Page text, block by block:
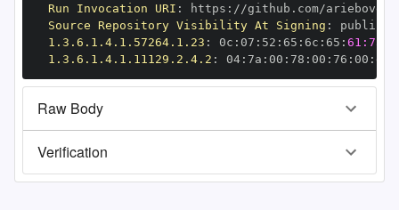
Run Invocation URI : https :
Source Repository Visibility At Signing :
1.3.6.1.4.1.57264.1.23 : 0c : 07 : 52 : 65 : 6c : 65 :
1.3.6.1.4.1.11129.2.4.2 : 04: 7a : 00 : 78 : 00 : 76 : 00 : dd
Raw Body
Verification